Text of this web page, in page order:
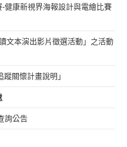
健康新視界海報設計與電繪比賽
文本演出影片徵選活動」之活動
關懷計畫說明」
詢公告